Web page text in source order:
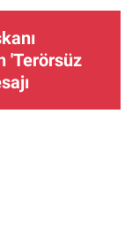
'Terörsüz